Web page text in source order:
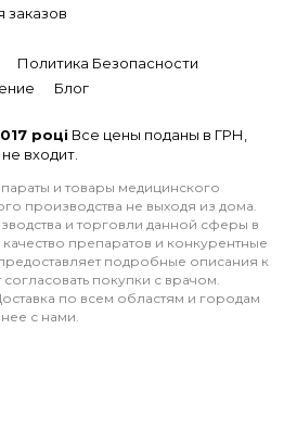
заказов
Политика Безопасности
Блог
році Все цены поданы в ГРН,
входит.
и товары медицинского
производства не выходя из дома.
и торговли данной сферы в
препаратов и конкурентные
подробные описания к
покупки с врачом.
по всем областям и городам
с нами.